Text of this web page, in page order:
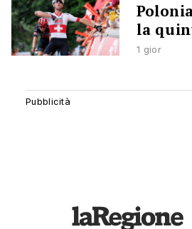
la
1 gior